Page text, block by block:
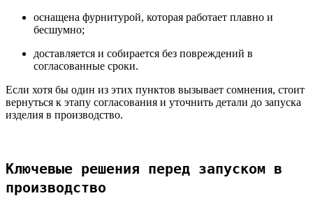
оснащена фурнитурой, которая работает плавно и
бесшумно;
доставляется и собирается без повреждений в
согласованные сроки.
Если хотя бы один из этих пунктов вызывает сомнения, стоит
вернуться к этапу согласования и уточнить детали до запуска
изделия в производство.
Ключевые решения перед запуском в
производство